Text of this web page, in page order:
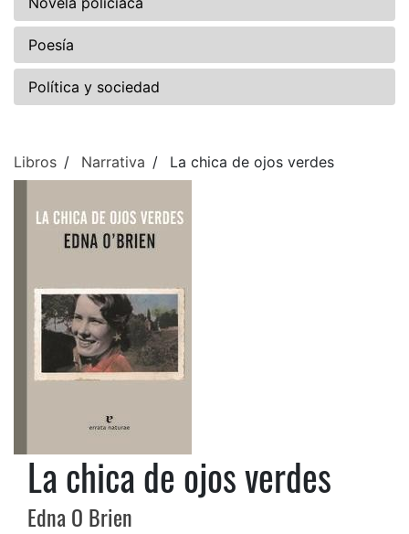
Poesía
Política y sociedad
Libros Narrativa La chica de ojos verdes
La chica de ojos verdes
Edna O Brien